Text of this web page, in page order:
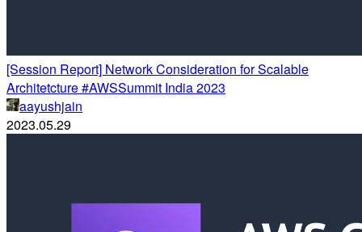
[Session Report] Network Consideration for Scalable
Architetcture #AWSSummit India 2023
aayushjain
2023.05.29